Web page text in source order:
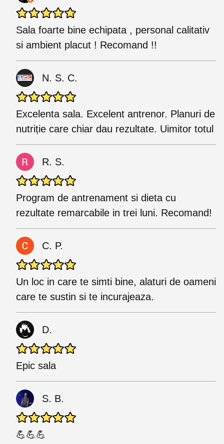
Sala foarte bine echipata , personal calitativ
si ambient placut ! Recomand !!
N. S. C.
Excelenta sala. Excelent antrenor. Planuri de
nutriție care chiar dau rezultate. Uimitor totul
R. S.
Program de antrenament si dieta cu
rezultate remarcabile in trei luni. Recomand!
C. P.
Un loc in care te simti bine, alaturi de oameni
care te sustin si te incurajeaza.
D.
Epic sala
S. B.
💪💪💪